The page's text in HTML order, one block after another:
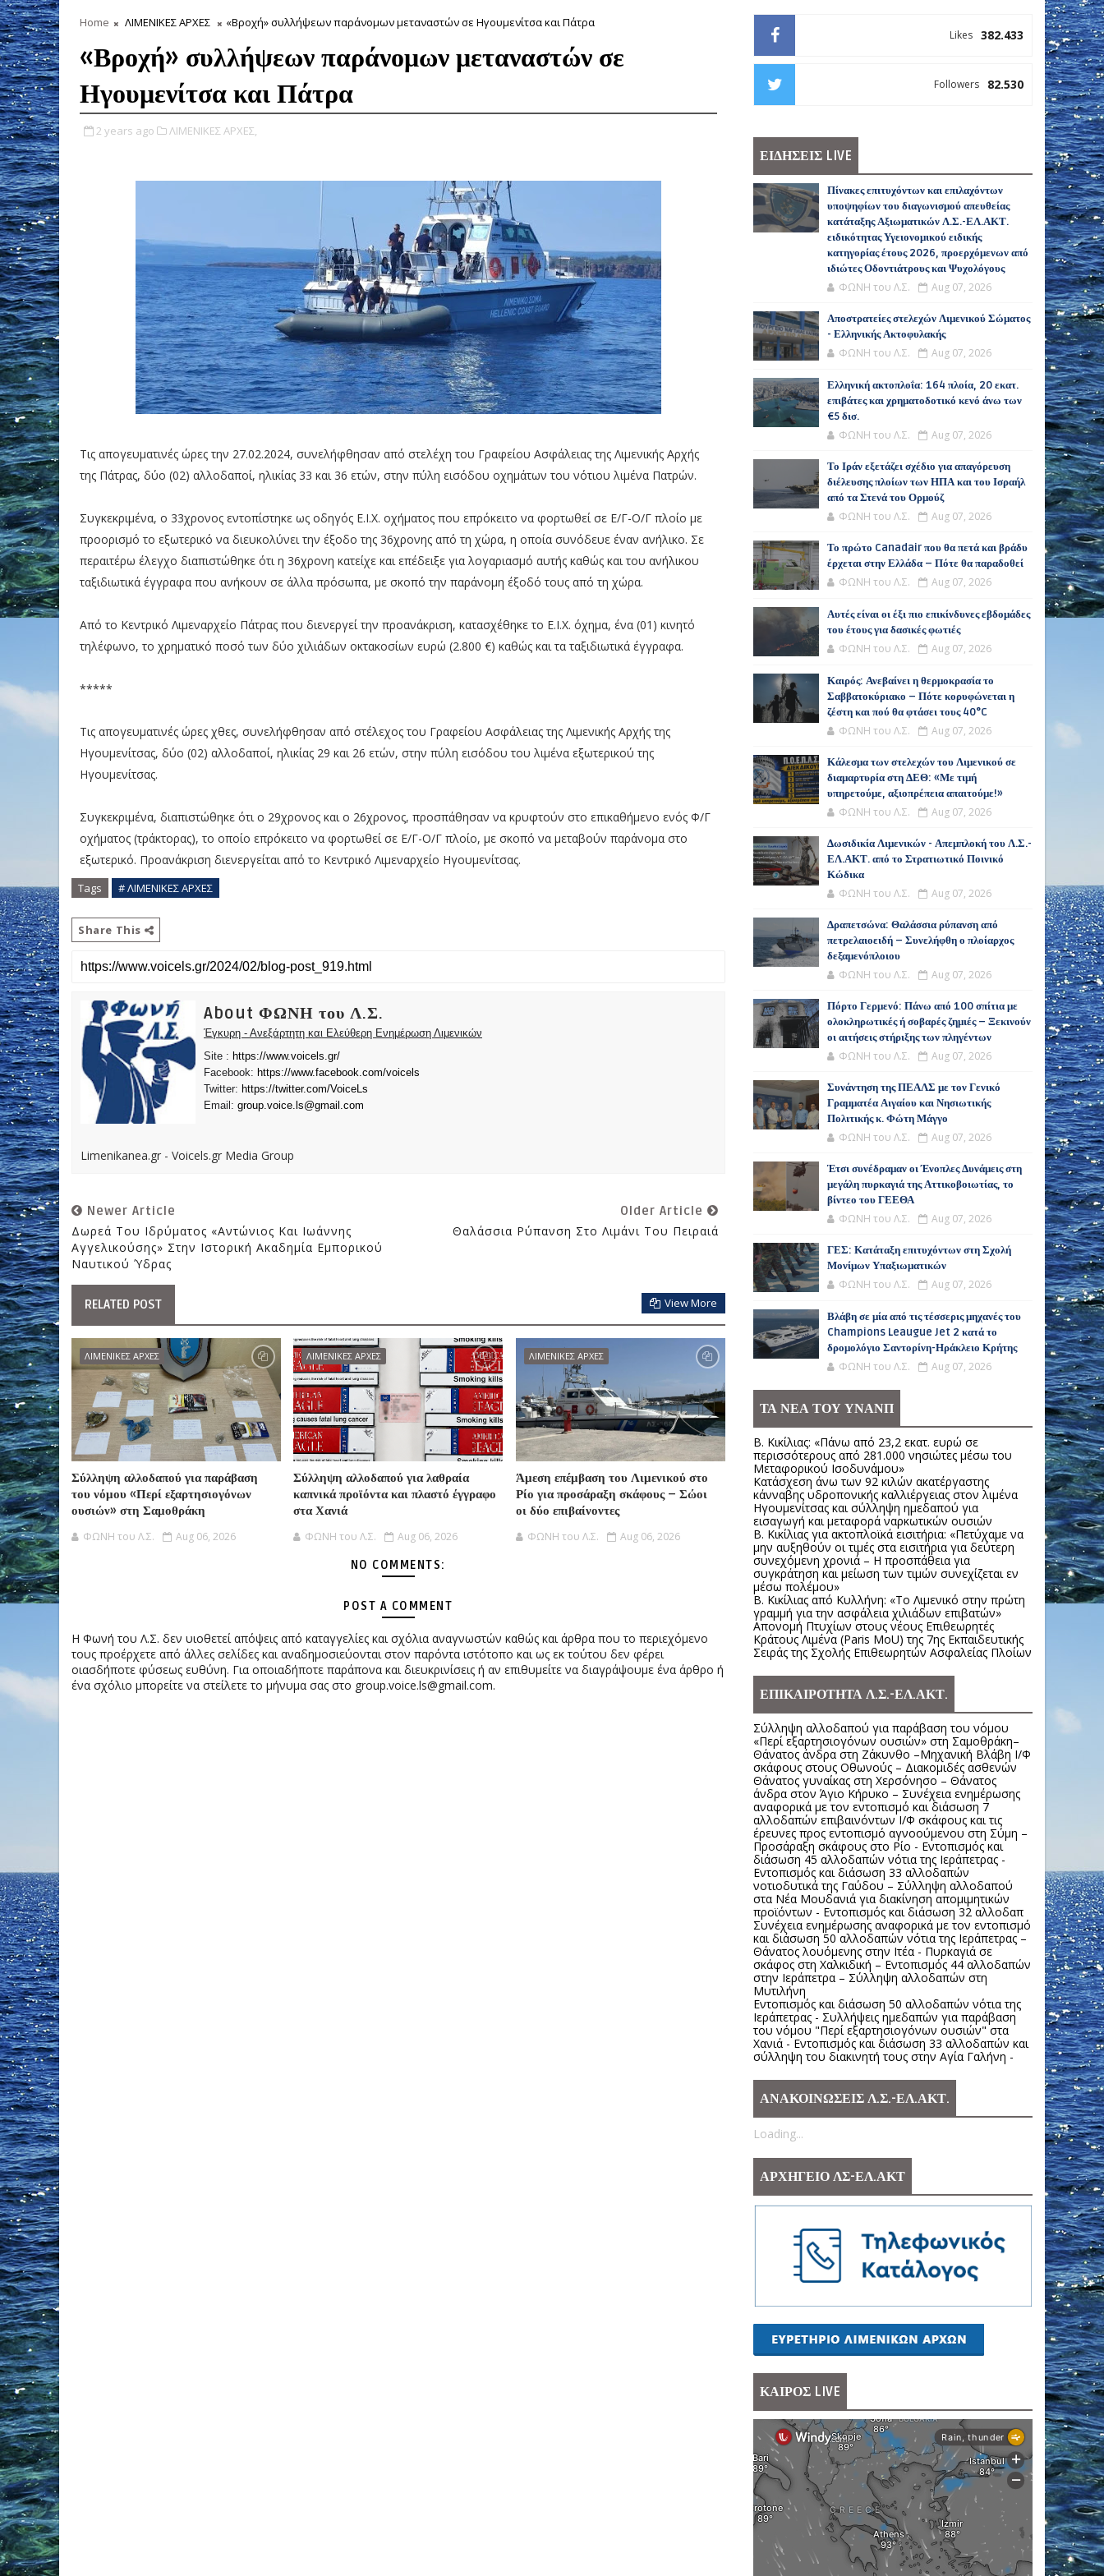
Home ΛΙΜΕΝΙΚΕΣ ΑΡΧΕΣ «Βροχή» συλλήψεων παράνομων μεταναστών σε Ηγουμενίτσα και Πάτρα
«Βροχή» συλλήψεων παράνομων μεταναστών σε
Ηγουμενίτσα και Πάτρα
2 years ago ΛΙΜΕΝΙΚΕΣ ΑΡΧΕΣ,
Τις απογευματινές ώρες την 27.02.2024, συνελήφθησαν από στελέχη του Γραφείου Ασφάλειας της Λιμενικής Αρχής
της Πάτρας, δύο (02) αλλοδαποί, ηλικίας 33 και 36 ετών, στην πύλη εισόδου οχημάτων του νότιου λιμένα Πατρών.
Συγκεκριμένα, ο 33χρονος εντοπίστηκε ως οδηγός Ε.Ι.Χ. οχήματος που επρόκειτο να φορτωθεί σε Ε/Γ-Ο/Γ πλοίο με
προορισμό το εξωτερικό να διευκολύνει την έξοδο της 36χρονης από τη χώρα, η οποία συνόδευε έναν ανήλικο. Σε
περαιτέρω έλεγχο διαπιστώθηκε ότι η 36χρονη κατείχε και επέδειξε για λογαριασμό αυτής καθώς και του ανήλικου
ταξιδιωτικά έγγραφα που ανήκουν σε άλλα πρόσωπα, με σκοπό την παράνομη έξοδό τους από τη χώρα.
Από το Κεντρικό Λιμεναρχείο Πάτρας που διενεργεί την προανάκριση, κατασχέθηκε το Ε.Ι.Χ. όχημα, ένα (01) κινητό
τηλέφωνο, το χρηματικό ποσό των δύο χιλιάδων οκτακοσίων ευρώ (2.800 €) καθώς και τα ταξιδιωτικά έγγραφα.
*****
Τις απογευματινές ώρες χθες, συνελήφθησαν από στέλεχος του Γραφείου Ασφάλειας της Λιμενικής Αρχής της
Ηγουμενίτσας, δύο (02) αλλοδαποί, ηλικίας 29 και 26 ετών, στην πύλη εισόδου του λιμένα εξωτερικού της
Ηγουμενίτσας.
Συγκεκριμένα, διαπιστώθηκε ότι ο 29χρονος και ο 26χρονος, προσπάθησαν να κρυφτούν στο επικαθήμενο ενός Φ/Γ
οχήματος (τράκτορας), το οποίο επρόκειτο να φορτωθεί σε Ε/Γ-Ο/Γ πλοίο, με σκοπό να μεταβούν παράνομα στο
εξωτερικό. Προανάκριση διενεργείται από το Κεντρικό Λιμεναρχείο Ηγουμενίτσας.
Tags # ΛΙΜΕΝΙΚΕΣ ΑΡΧΕΣ
Share This
About ΦΩΝΗ του Λ.Σ.
Έγκυρη - Ανεξάρτητη και Ελεύθερη Ενημέρωση Λιμενικών
Site : https://www.voicels.gr/
Facebook: https://www.facebook.com/voicels
Twitter: https://twitter.com/VoiceLs
Email: group.voice.ls@gmail.com
Limenikanea.gr - Voicels.gr Media Group
Newer Article
Δωρεά Του Ιδρύματος «Αντώνιος Και Ιωάννης
Αγγελικούσης» Στην Ιστορική Ακαδημία Εμπορικού
Ναυτικού Ύδρας
Older Article
Θαλάσσια Ρύπανση Στο Λιμάνι Του Πειραιά
RELATED POST View More
ΛΙΜΕΝΙΚΕΣ ΑΡΧΕΣ
Σύλληψη αλλοδαπού για παράβαση
του νόμου «Περί εξαρτησιογόνων
ουσιών» στη Σαμοθράκη
ΦΩΝΗ του Λ.Σ. Aug 06, 2026
ΛΙΜΕΝΙΚΕΣ ΑΡΧΕΣ
Σύλληψη αλλοδαπού για λαθραία
καπνικά προϊόντα και πλαστό έγγραφο
στα Χανιά
ΦΩΝΗ του Λ.Σ. Aug 06, 2026
ΛΙΜΕΝΙΚΕΣ ΑΡΧΕΣ
Άμεση επέμβαση του Λιμενικού στο
Ρίο για προσάραξη σκάφους – Σώοι
οι δύο επιβαίνοντες
ΦΩΝΗ του Λ.Σ. Aug 06, 2026
NO COMMENTS:
POST A COMMENT
Η Φωνή του Λ.Σ. δεν υιοθετεί απόψεις από καταγγελίες και σχόλια αναγνωστών καθώς και άρθρα που το περιεχόμενο
τους προέρχετε από άλλες σελίδες και αναδημοσιεύονται στον παρόντα ιστότοπο και ως εκ τούτου δεν φέρει
οιασδήποτε φύσεως ευθύνη. Για οποιαδήποτε παράπονα και διευκρινίσεις ή αν επιθυμείτε να διαγράψουμε ένα άρθρο ή
ένα σχόλιο μπορείτε να στείλετε το μήνυμα σας στο group.voice.ls@gmail.com.
382.433
Likes
82.530
Followers
ΕΙΔΗΣΕΙΣ LIVE
Πίνακες επιτυχόντων και επιλαχόντων
υποψηφίων του διαγωνισμού απευθείας
κατάταξης Αξιωματικών Λ.Σ.-ΕΛ.ΑΚΤ.
ειδικότητας Υγειονομικού ειδικής
κατηγορίας έτους 2026, προερχόμενων από
ιδιώτες Οδοντιάτρους και Ψυχολόγους
ΦΩΝΗ του Λ.Σ. Aug 07, 2026
Αποστρατείες στελεχών Λιμενικού Σώματος
- Ελληνικής Ακτοφυλακής
ΦΩΝΗ του Λ.Σ. Aug 07, 2026
Ελληνική ακτοπλοΐα: 164 πλοία, 20 εκατ.
επιβάτες και χρηματοδοτικό κενό άνω των
€5 δισ.
ΦΩΝΗ του Λ.Σ. Aug 07, 2026
Το Ιράν εξετάζει σχέδιο για απαγόρευση
διέλευσης πλοίων των ΗΠΑ και του Ισραήλ
από τα Στενά του Ορμούζ
ΦΩΝΗ του Λ.Σ. Aug 07, 2026
Το πρώτο Canadair που θα πετά και βράδυ
έρχεται στην Ελλάδα – Πότε θα παραδοθεί
ΦΩΝΗ του Λ.Σ. Aug 07, 2026
Αυτές είναι οι έξι πιο επικίνδυνες εβδομάδες
του έτους για δασικές φωτιές
ΦΩΝΗ του Λ.Σ. Aug 07, 2026
Καιρός: Ανεβαίνει η θερμοκρασία το
Σαββατοκύριακο – Πότε κορυφώνεται η
ζέστη και πού θα φτάσει τους 40°C
ΦΩΝΗ του Λ.Σ. Aug 07, 2026
Κάλεσμα των στελεχών του Λιμενικού σε
διαμαρτυρία στη ΔΕΘ: «Με τιμή
υπηρετούμε, αξιοπρέπεια απαιτούμε!»
ΦΩΝΗ του Λ.Σ. Aug 07, 2026
Δωσιδικία Λιμενικών - Απεμπλοκή του Λ.Σ.-
ΕΛ.ΑΚΤ. από το Στρατιωτικό Ποινικό
Κώδικα
ΦΩΝΗ του Λ.Σ. Aug 07, 2026
Δραπετσώνα: Θαλάσσια ρύπανση από
πετρελαιοειδή – Συνελήφθη ο πλοίαρχος
δεξαμενόπλοιου
ΦΩΝΗ του Λ.Σ. Aug 07, 2026
Πόρτο Γερμενό: Πάνω από 100 σπίτια με
ολοκληρωτικές ή σοβαρές ζημιές – Ξεκινούν
οι αιτήσεις στήριξης των πληγέντων
ΦΩΝΗ του Λ.Σ. Aug 07, 2026
Συνάντηση της ΠΕΑΛΣ με τον Γενικό
Γραμματέα Αιγαίου και Νησιωτικής
Πολιτικής κ. Φώτη Μάγγο
ΦΩΝΗ του Λ.Σ. Aug 07, 2026
Έτσι συνέδραμαν οι Ένοπλες Δυνάμεις στη
μεγάλη πυρκαγιά της Αττικοβοιωτίας, το
βίντεο του ΓΕΕΘΑ
ΦΩΝΗ του Λ.Σ. Aug 07, 2026
ΓΕΣ: Κατάταξη επιτυχόντων στη Σχολή
Μονίμων Υπαξιωματικών
ΦΩΝΗ του Λ.Σ. Aug 07, 2026
Βλάβη σε μία από τις τέσσερις μηχανές του
Champions Leaugue Jet 2 κατά το
δρομολόγιο Σαντορίνη-Ηράκλειο Κρήτης
ΦΩΝΗ του Λ.Σ. Aug 07, 2026
ΤΑ ΝΕΑ ΤΟΥ ΥΝΑΝΠ
Β. Κικίλιας: «Πάνω από 23,2 εκατ. ευρώ σε
περισσότερους από 281.000 νησιώτες μέσω του
Μεταφορικού Ισοδυνάμου»
Κατάσχεση άνω των 92 κιλών ακατέργαστης
κάνναβης υδροπονικής καλλιέργειας στον λιμένα
Ηγουμενίτσας και σύλληψη ημεδαπού για
εισαγωγή και μεταφορά ναρκωτικών ουσιών
Β. Κικίλιας για ακτοπλοϊκά εισιτήρια: «Πετύχαμε να
μην αυξηθούν οι τιμές στα εισιτήρια για δεύτερη
συνεχόμενη χρονιά – Η προσπάθεια για
συγκράτηση και μείωση των τιμών συνεχίζεται εν
μέσω πολέμου»
Β. Κικίλιας από Κυλλήνη: «Το Λιμενικό στην πρώτη
γραμμή για την ασφάλεια χιλιάδων επιβατών»
Απονομή Πτυχίων στους νέους Επιθεωρητές
Κράτους Λιμένα (Paris MoU) της 7ης Εκπαιδευτικής
Σειράς της Σχολής Επιθεωρητών Ασφαλείας Πλοίων
ΕΠΙΚΑΙΡΟΤΗΤΑ Λ.Σ.-ΕΛ.ΑΚΤ.
Σύλληψη αλλοδαπού για παράβαση του νόμου
«Περί εξαρτησιογόνων ουσιών» στη Σαμοθράκη–
Θάνατος άνδρα στη Ζάκυνθο –Μηχανική Βλάβη Ι/Φ
σκάφους στους Οθωνούς – Διακομιδές ασθενών
Θάνατος γυναίκας στη Χερσόνησο – Θάνατος
άνδρα στον Άγιο Κήρυκο – Συνέχεια ενημέρωσης
αναφορικά με τον εντοπισμό και διάσωση 7
αλλοδαπών επιβαινόντων Ι/Φ σκάφους και τις
έρευνες προς εντοπισμό αγνοούμενου στη Σύμη –
Προσάραξη σκάφους στο Ρίο - Εντοπισμός και
διάσωση 45 αλλοδαπών νότια της Ιεράπετρας -
Εντοπισμός και διάσωση 33 αλλοδαπών
νοτιοδυτικά της Γαύδου – Σύλληψη αλλοδαπού
στα Νέα Μουδανιά για διακίνηση απομιμητικών
προϊόντων - Εντοπισμός και διάσωση 32 αλλοδαπ
Συνέχεια ενημέρωσης αναφορικά με τον εντοπισμό
και διάσωση 50 αλλοδαπών νότια της Ιεράπετρας –
Θάνατος λουόμενης στην Ιτέα - Πυρκαγιά σε
σκάφος στη Χαλκιδική – Εντοπισμός 44 αλλοδαπών
στην Ιεράπετρα – Σύλληψη αλλοδαπών στη
Μυτιλήνη
Εντοπισμός και διάσωση 50 αλλοδαπών νότια της
Ιεράπετρας - Συλλήψεις ημεδαπών για παράβαση
του νόμου "Περί εξαρτησιογόνων ουσιών" στα
Χανιά - Εντοπισμός και διάσωση 33 αλλοδαπών και
σύλληψη του διακινητή τους στην Αγία Γαλήνη -
ΑΝΑΚΟΙΝΩΣΕΙΣ Λ.Σ.-ΕΛ.ΑΚΤ.
Loading...
ΑΡΧΗΓΕΙΟ ΛΣ-ΕΛ.ΑΚΤ
ΚΑΙΡΟΣ LIVE